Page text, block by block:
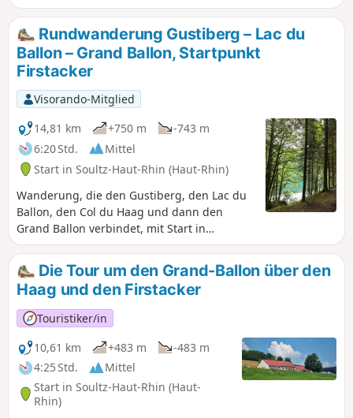
vorbei an den Stoppelfeldern des Gerstacker, den Haag-
Pass, die Umrundung des Storkenkopf im Wald und den
Aufstieg zum Gipfel des Grand Ballon (Denkmal der Diables
Bleus und Radarstation) vor dem Abstieg über die
geänderte Route des GR®5 zwischen dem Col du Grand
Ballon (Restaurant La Vue des Alpes) und dem
Bergbauerngasthof des Grand Ballon.
Rundwanderung Gustiberg – Lac du
Ballon – Grand Ballon, Startpunkt
Firstacker
Visorando-Mitglied
14,81 km
+750 m
-743 m
6:20 Std.
Mittel
Start in Soultz-Haut-Rhin (Haut-Rhin)
Wanderung, die den Gustiberg, den Lac du
Ballon, den Col du Haag und dann den
Grand Ballon verbindet, mit Start in
Firstacker und abwechslungsreichen
typischen Berglandschaften: Wälder,
Stoppelfelder, Weiden, Geröllhalden usw.
Die Tour um den Grand-Ballon über den
Haag und den Firstacker
Touristiker/in
10,61 km
+483 m
-483 m
4:25 Std.
Mittel
Start in Soultz-Haut-Rhin (Haut-
Rhin)